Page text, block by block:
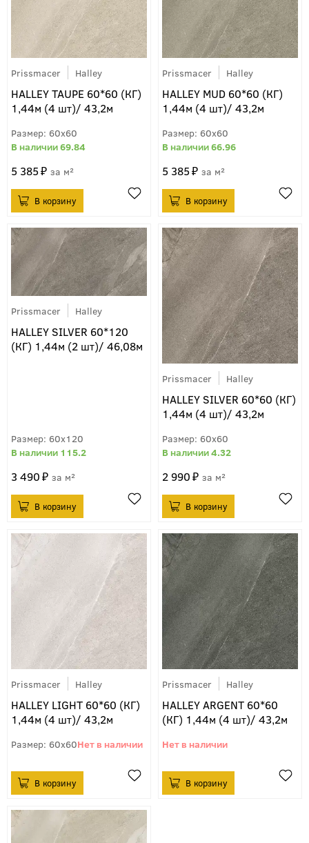
Prissmacer Halley
HALLEY TAUPE 60*60 (КГ)
1,44м (4 шт)/ 43,2м
60x60
69.84
5 385 м²
Prissmacer Halley
HALLEY MUD 60*60 (КГ)
1,44м (4 шт)/ 43,2м
60x60
66.96
5 385 м²
Prissmacer Halley
HALLEY SILVER 60*120
(КГ) 1,44м (2 шт)/ 46,08м
60x120
115.2
3 490 м²
Prissmacer Halley
HALLEY SILVER 60*60 (КГ)
1,44м (4 шт)/ 43,2м
60x60
4.32
2 990 м²
Prissmacer Halley
HALLEY LIGHT 60*60 (КГ)
1,44м (4 шт)/ 43,2м
60x60
Prissmacer Halley
HALLEY ARGENT 60*60
(КГ) 1,44м (4 шт)/ 43,2м